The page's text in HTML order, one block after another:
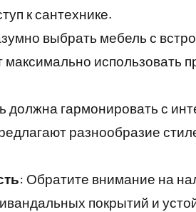
к сантехнике.
выбрать мебель с
использовать
должна гармонировать с
разнообразие
: Обратите внимание на
покрытий и